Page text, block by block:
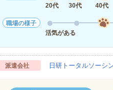
20代
30代 40代
職場の様子
活気がある
派遣会社 日研トータルソー